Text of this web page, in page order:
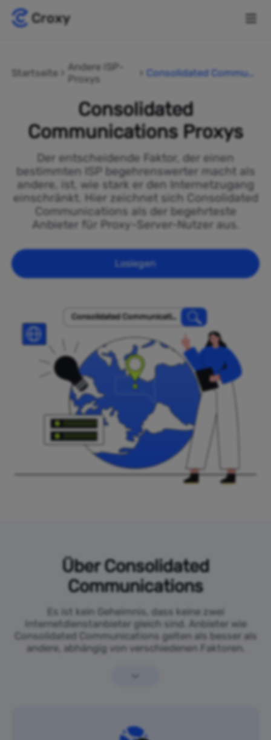
Startseite
Andere ISP-
Proxys
Consolidated Communi
Consolidated
Communications Proxys
Der entscheidende Faktor, der einen
bestimmten ISP begehrenswerter macht als
andere, ist, wie stark er den Internetzugang
einschränkt. Hier zeichnet sich Consolidated
Communications als der begehrteste
Anbieter für Proxy-Server-Nutzer aus.
Loslegen
Consolidated Communicatio
Über Consolidated
Communications
Es ist kein Geheimnis, dass keine zwei
Internetdienstanbieter gleich sind. Anbieter wie
Consolidated Communications gelten als besser als
andere, abhängig von verschiedenen Faktoren.